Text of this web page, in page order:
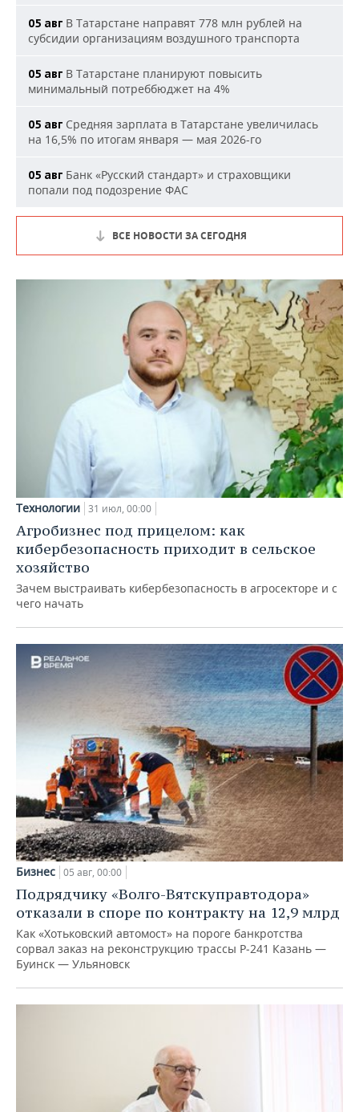
05 авг В Татарстане направят 778 млн рублей на
субсидии организациям воздушного транспорта
05 авг В Татарстане планируют повысить
минимальный потреббюджет на 4%
05 авг Средняя зарплата в Татарстане увеличилась
на 16,5% по итогам января — мая 2026-го
05 авг Банк «Русский стандарт» и страховщики
попали под подозрение ФАС
ВСЕ НОВОСТИ ЗА СЕГОДНЯ
Технологии 31 июл, 00:00
Агробизнес под прицелом: как
кибербезопасность приходит в сельское
хозяйство
Зачем выстраивать кибербезопасность в агросекторе и с
чего начать
Бизнес 05 авг, 00:00
Подрядчику «Волго-Вятскуправтодора»
отказали в споре по контракту на 12,9 млрд
Как «Хотьковский автомост» на пороге банкротства
сорвал заказ на реконструкцию трассы Р‑241 Казань —
Буинск — Ульяновск